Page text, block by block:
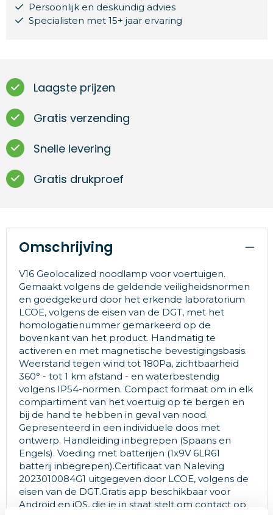
Persoonlijk en deskundig advies
Specialisten met 15+ jaar ervaring
Laagste prijzen
Gratis verzending
Snelle levering
Gratis drukproef
Omschrijving
V16 Geolocalized noodlamp voor voertuigen.
Gemaakt volgens de geldende veiligheidsnormen
en goedgekeurd door het erkende laboratorium
LCOE, volgens de eisen van de DGT, met het
homologatienummer gemarkeerd op de
bovenkant van het product. Handmatig te
activeren en met magnetische bevestigingsbasis.
Weerstand tegen wind tot 180Pa, zichtbaarheid
360° - tot 1 km afstand - en waterbestendig
volgens IP54-normen. Compact formaat om in elk
compartiment van het voertuig op te bergen en
bij de hand te hebben in geval van nood.
Gepresenteerd in een individuele doos met
ontwerp. Handleiding inbegrepen (Spaans en
Engels). Voeding met batterijen (1x9V 6LR61
batterij inbegrepen).Certificaat van Naleving
2023010084G1 uitgegeven door LCOE, volgens de
eisen van de DGT.Gratis app beschikbaar voor
Android en iOS, die je in staat stelt om contact op